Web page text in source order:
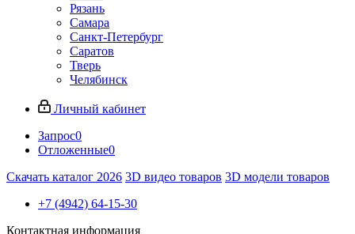
Рязань
Самара
Санкт-Петербург
Саратов
Тверь
Челябинск
Личный кабинет
Запрос0
Отложенные0
Скачать каталог 2026 3D видео товаров 3D модели товаров
+7 (4942) 64-15-30
Контактная информация